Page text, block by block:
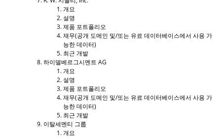
개요
설명
제품 포트폴리오
재무(공개 도메인 및/또는 유료 데이터베이스에서 사용 가
능한 데이터)
최근 개발
하이델베르그시멘트 AG
개요
설명
제품 포트폴리오
재무(공개 도메인 및/또는 유료 데이터베이스에서 사용 가
능한 데이터)
최근 개발
이탈세멘티 그룹
개요